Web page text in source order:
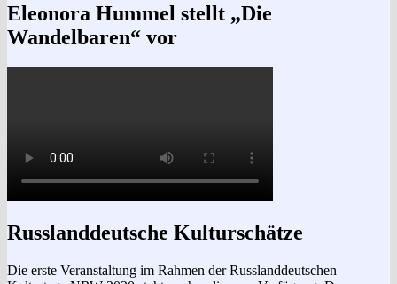
Eleonora Hummel stellt „Die
Wandelbaren“ vor
Russlanddeutsche Kulturschätze
Die erste Veranstaltung im Rahmen der Russlanddeutschen